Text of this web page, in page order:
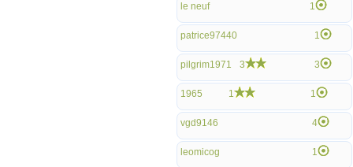
le neuf 1
patrice97440 1
pilgrim1971 3 3
1965 1 1
vgd9146 4
leomicog 1